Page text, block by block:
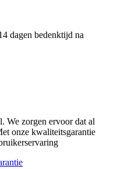
dagen bedenktijd na
We zorgen ervoor dat al
onze kwaliteitsgarantie